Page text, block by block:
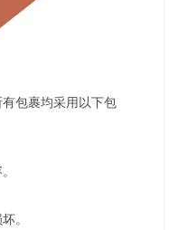
包裹均采用以下包
。